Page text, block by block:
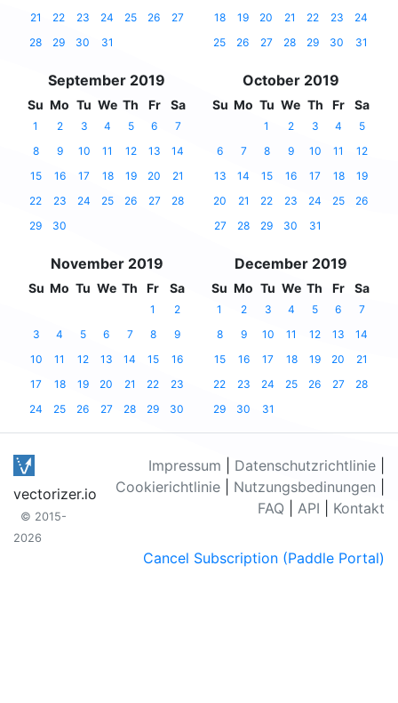
21
22 23 24 25 26
27
28
29 30 31
18
19 20 21 22 23
24
25
26 27 28 29 30 31
September 2019
Su Mo Tu We Th Fr Sa
1 2 3 4 5 6
7
8
9 10 11 12 13
14
15
16 17 18 19 20
21
22
23 24 25 26 27
28
29
30
October 2019
Su Mo Tu We Th Fr Sa
1 2 3 4
5
6
7 8 9 10 11
12
13
14 15 16 17 18
19
20
21 22 23 24 25
26
27
28 29 30 31
November 2019
Su Mo Tu We Th Fr Sa
1
2
3
4 5 6 7 8
9
10
11 12 13 14 15
16
17
18 19 20 21 22
23
24
25 26 27 28 29 30
December 2019
Su Mo Tu We Th Fr Sa
1 2 3 4 5 6
7
8
9 10 11 12 13
14
15
16 17 18 19 20
21
22
23 24 25 26 27
28
29
30 31
vectorizer.io
© 2015-
2026
Impressum Datenschutzrichtlinie
Cookierichtlinie
Nutzungsbedinungen
FAQ
API Kontakt
Cancel Subscription (Paddle Portal)